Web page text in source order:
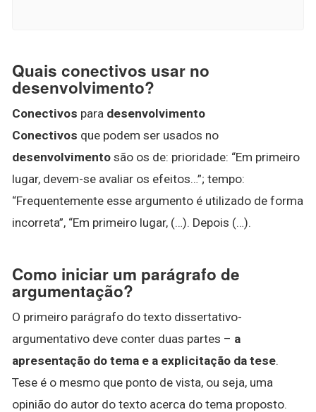
Quais conectivos usar no
desenvolvimento?
Conectivos para desenvolvimento
Conectivos que podem ser usados no
desenvolvimento são os de: prioridade: “Em primeiro
lugar, devem-se avaliar os efeitos…”; tempo:
“Frequentemente esse argumento é utilizado de forma
incorreta”, “Em primeiro lugar, (…). Depois (…).
Como iniciar um parágrafo de
argumentação?
O primeiro parágrafo do texto dissertativo-
argumentativo deve conter duas partes – a
apresentação do tema e a explicitação da tese.
Tese é o mesmo que ponto de vista, ou seja, uma
opinião do autor do texto acerca do tema proposto.